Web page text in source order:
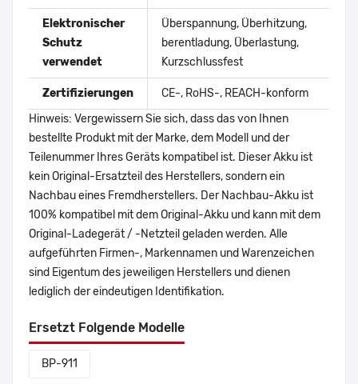
Elektronischer
Schutz
verwendet
Überspannung, Überhitzung,
berentladung, Überlastung,
Kurzschlussfest
Zertifizierungen
CE-, RoHS-, REACH-konform
Hinweis: Vergewissern Sie sich, dass das von Ihnen
bestellte Produkt mit der Marke, dem Modell und der
Teilenummer Ihres Geräts kompatibel ist. Dieser Akku ist
kein Original-Ersatzteil des Herstellers, sondern ein
Nachbau eines Fremdherstellers. Der Nachbau-Akku ist
100% kompatibel mit dem Original-Akku und kann mit dem
Original-Ladegerät / -Netzteil geladen werden. Alle
aufgeführten Firmen-, Markennamen und Warenzeichen
sind Eigentum des jeweiligen Herstellers und dienen
lediglich der eindeutigen Identifikation.
Ersetzt Folgende Modelle
BP-911